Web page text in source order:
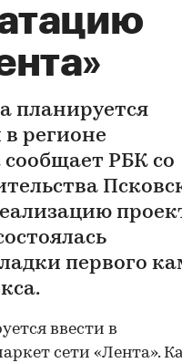
планируется
регионе
РБК со
первого
ввести в
сети «Лента».